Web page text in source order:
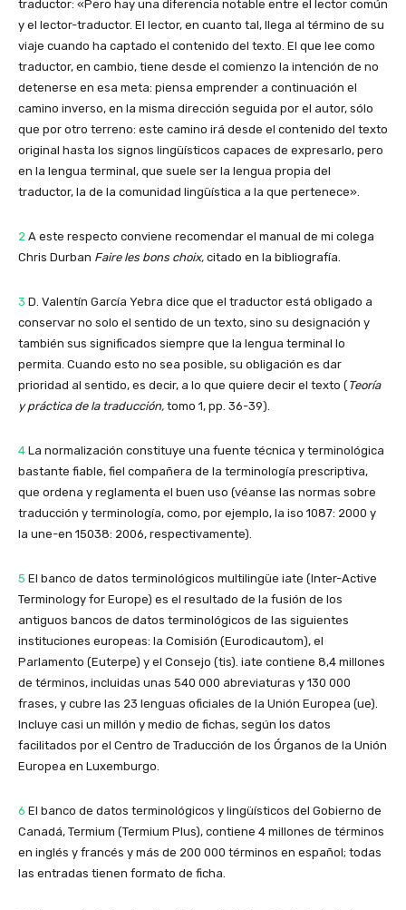
traductor: «Pero hay una diferencia notable entre el lector común
y el lector-traductor. El lector, en cuanto tal, llega al término de su
viaje cuando ha captado el contenido del texto. El que lee como
traductor, en cambio, tiene desde el comienzo la intención de no
detenerse en esa meta: piensa emprender a continuación el
camino inverso, en la misma dirección seguida por el autor, sólo
que por otro terreno: este camino irá desde el contenido del texto
original hasta los signos lingüísticos capaces de expresarlo, pero
en la lengua terminal, que suele ser la lengua propia del
traductor, la de la comunidad lingüística a la que pertenece».
2 A este respecto conviene recomendar el manual de mi colega
Chris Durban Faire les bons choix, citado en la bibliografía.
3 D. Valentín García Yebra dice que el traductor está obligado a
conservar no solo el sentido de un texto, sino su designación y
también sus significados siempre que la lengua terminal lo
permita. Cuando esto no sea posible, su obligación es dar
prioridad al sentido, es decir, a lo que quiere decir el texto (Teoría
y práctica de la traducción, tomo 1, pp. 36-39).
4 La normalización constituye una fuente técnica y terminológica
bastante fiable, fiel compañera de la terminología prescriptiva,
que ordena y reglamenta el buen uso (véanse las normas sobre
traducción y terminología, como, por ejemplo, la iso 1087: 2000 y
la une-en 15038: 2006, respectivamente).
5 El banco de datos terminológicos multilingüe iate (Inter-Active
Terminology for Europe) es el resultado de la fusión de los
antiguos bancos de datos terminológicos de las siguientes
instituciones europeas: la Comisión (Eurodicautom), el
Parlamento (Euterpe) y el Consejo (tis). iate contiene 8,4 millones
de términos, incluidas unas 540 000 abreviaturas y 130 000
frases, y cubre las 23 lenguas oficiales de la Unión Europea (ue).
Incluye casi un millón y medio de fichas, según los datos
facilitados por el Centro de Traducción de los Órganos de la Unión
Europea en Luxemburgo.
6 El banco de datos terminológicos y lingüísticos del Gobierno de
Canadá, Termium (Termium Plus), contiene 4 millones de términos
en inglés y francés y más de 200 000 términos en español; todas
las entradas tienen formato de ficha.